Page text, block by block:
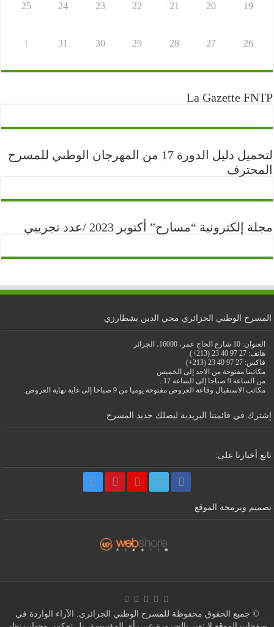
19
20
21
22
23
24
25
26
27
28
29
30
31
1
La Gazette FNTP
لتحميل دليل الدورة 17 من المهرجان الوطني للمسرح
المحترف
مجلة إلكترونية “مسارح” أكتوبر 2023 /عدد تجريبي
المسرح الوطني الجزائري محي الدين بشطارزي
العنوان: 10 شارع الحاج عمر، 16000، الجزائر
هاتف: 27 97 40 23 (213+)
فاكس: 27 97 40 23 (213+)
مكاتبنا مفتوحة من الاحد إلى الخميس
من الساعة 9 صباحا إلى الساعة 17 .
مكاتب الاستقبال وقاعة العروض مفتوحة يوميا من 9 صباحا إلى غاية نهاية العروض.
إشترك في قائمتنا البريدية ليصلك جديد المسرح
تابع أخبارنا على:
تصميم وبرمجة الموقع
© جميع الحقوق محفوظة للمسرح الوطني الجزائري. الآراء الواردة في